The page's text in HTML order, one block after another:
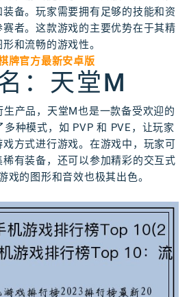
备。玩家需要拥有足够的技能和资
者。这款游戏的主要优势在于其精
和流畅的游戏性。
牌官方最新安卓版
：天堂M
产品，天堂M也是一款备受欢迎的
种模式，如 PVP 和 PVE，让玩家
方式进行游戏。在游戏中，玩家可
有装备，还可以参加精彩的交互式
戏的图形和音效也极其出色。